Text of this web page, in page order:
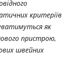
критеріїв
як
пристрою,
швейних